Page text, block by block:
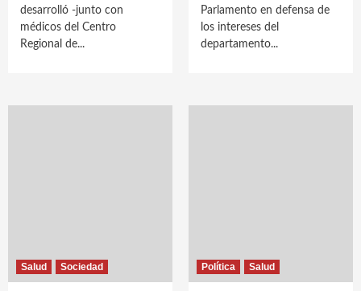
desarrolló -junto con
médicos del Centro
Regional de...
Parlamento en defensa de
los intereses del
departamento...
Salud Sociedad Política Salud